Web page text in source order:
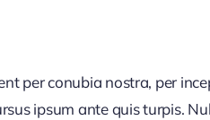
per conubia nostra, per
ipsum ante quis turpis.